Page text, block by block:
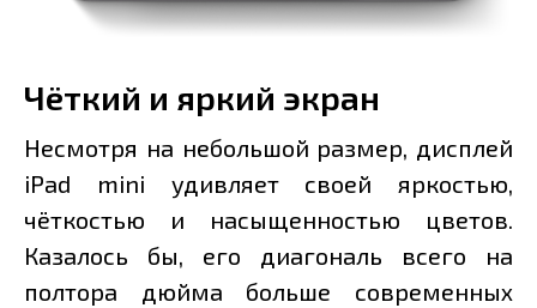
Чёткий и яркий экран
Несмотря на небольшой размер, дисплей
iPad mini удивляет своей яркостью,
чёткостью и насыщенностью цветов.
Казалось бы, его диагональ всего на
полтора дюйма больше современных